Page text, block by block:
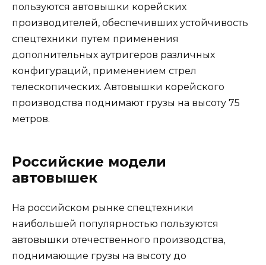
пользуются автовышки корейских
производителей, обеспечивших устойчивость
спецтехники путем применения
дополнительных аутригеров различных
конфигураций, применением стрел
телескопических. Автовышки корейского
производства поднимают грузы на высоту 75
метров.
Российские модели
автовышек
На российском рынке спецтехники
наибольшей популярностью пользуются
автовышки отечественного производства,
поднимающие грузы на высоту до